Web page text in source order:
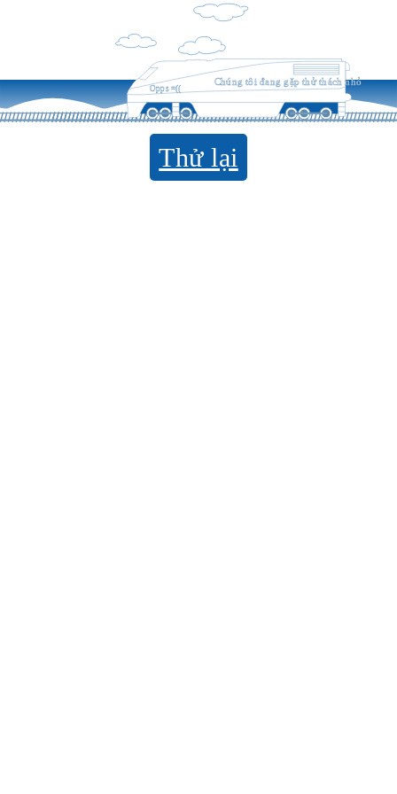
Opps =((
Chúng tôi đang gặp thử thách nhỏ
Thử lại